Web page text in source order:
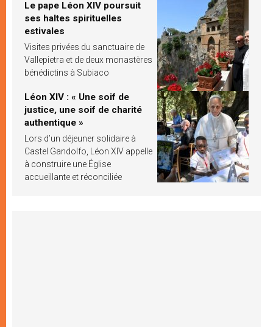
Le pape Léon XIV poursuit
ses haltes spirituelles
estivales
Visites privées du sanctuaire de
Vallepietra et de deux monastères
bénédictins à Subiaco
Léon XIV : « Une soif de
justice, une soif de charité
authentique »
Lors d’un déjeuner solidaire à
Castel Gandolfo, Léon XIV appelle
à construire une Église
accueillante et réconciliée